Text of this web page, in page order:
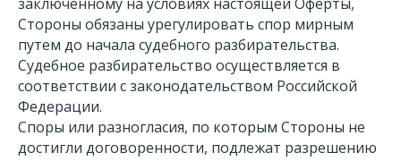
Стороны обязаны урегулировать спор мирным
путем до начала судебного разбирательства.
Судебное разбирательство осуществляется в
соответствии с законодательством Российской
Федерации.
Споры или разногласия, по которым Стороны не
достигли договоренности, подлежат разрешению